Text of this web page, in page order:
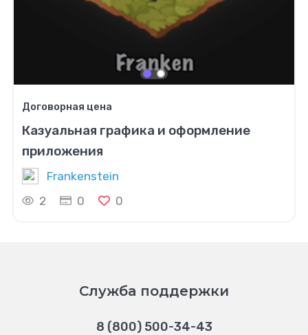
Договорная цена
Казуальная графика и оформление
приложения
Frankenstein
2
0 0
Служба поддержки
8 (800) 500-34-43